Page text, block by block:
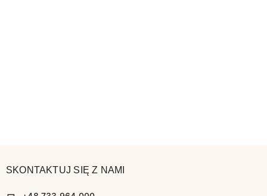
SKONTAKTUJ SIĘ Z NAMI